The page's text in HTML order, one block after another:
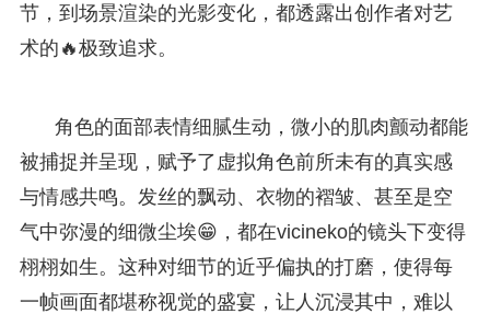
节，到场景渲染的光影变化，都透露出创作者对艺
术的🔥极致追求。
角色的面部表情细腻生动，微小的肌肉颤动都能
被捕捉并呈现，赋予了虚拟角色前所未有的真实感
与情感共鸣。发丝的飘动、衣物的褶皱、甚至是空
气中弥漫的细微尘埃😁，都在vicineko的镜头下变得
栩栩如生。这种对细节的近乎偏执的打磨，使得每
一帧画面都堪称视觉的盛宴，让人沉浸其中，难以